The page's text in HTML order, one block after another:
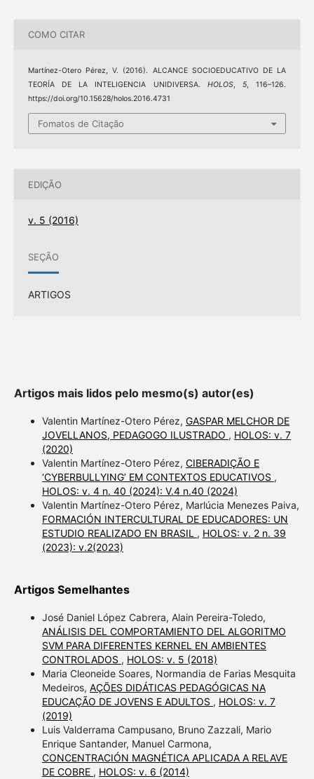
COMO CITAR
Martínez-Otero Pérez, V. (2016). ALCANCE SOCIOEDUCATIVO DE LA
TEORÍA DE LA INTELIGENCIA UNIDIVERSA. HOLOS, 5, 116–126.
https://doi.org/10.15628/holos.2016.4731
Fomatos de Citação
EDIÇÃO
v. 5 (2016)
SEÇÃO
ARTIGOS
Artigos mais lidos pelo mesmo(s) autor(es)
Valentin Martínez-Otero Pérez, GASPAR MELCHOR DE
JOVELLANOS, PEDAGOGO ILUSTRADO , HOLOS: v. 7
(2020)
Valentin Martínez-Otero Pérez, CIBERADIÇÃO E
‘CYBERBULLYING’ EM CONTEXTOS EDUCATIVOS ,
HOLOS: v. 4 n. 40 (2024): V.4 n.40 (2024)
Valentin Martínez-Otero Pérez, Marlúcia Menezes Paiva,
FORMACIÓN INTERCULTURAL DE EDUCADORES: UN
ESTUDIO REALIZADO EN BRASIL , HOLOS: v. 2 n. 39
(2023): v.2(2023)
Artigos Semelhantes
José Daniel López Cabrera, Alain Pereira-Toledo,
ANÁLISIS DEL COMPORTAMIENTO DEL ALGORITMO
SVM PARA DIFERENTES KERNEL EN AMBIENTES
CONTROLADOS , HOLOS: v. 5 (2018)
Maria Cleoneide Soares, Normandia de Farias Mesquita
Medeiros, AÇÕES DIDÁTICAS PEDAGÓGICAS NA
EDUCAÇÃO DE JOVENS E ADULTOS , HOLOS: v. 7
(2019)
Luis Valderrama Campusano, Bruno Zazzali, Mario
Enrique Santander, Manuel Carmona,
CONCENTRACIÓN MAGNÉTICA APLICADA A RELAVE
DE COBRE , HOLOS: v. 6 (2014)